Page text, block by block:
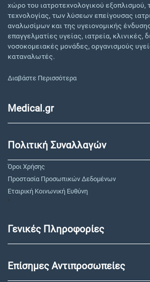
χώρο του ιατροτεχνολογικού εξοπλισμού,
τεχνολογίας, των λύσεων επείγουσας
αναλωσίμων και της υγειονομικής
επαγγελματίες υγείας, ιατρεία, κλινικές,
νοσοκομειακές μονάδες, οργανισμούς
καταναλωτές.
Διαβάστε Περισσότερα
Medical.gr
Πολιτική Συναλλαγών
Όροι Χρήσης
Προστασία Προσωπικών Δεδομένων
Εταιρική Κοινωνική Ευθύνη
"
Γενικές Πληροφορίες
Επίσημες Αντιπροσωπείες